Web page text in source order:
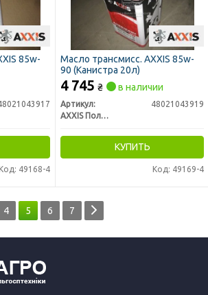
85w-
Код: 49168-4
Масло трансмисс. AXXIS 85w-
90 (Канистра 20л)
4 745 ₴ в наличии
Артикул:
48021043919
AXXIS Польша
КУПИТЬ
Код: 49169-4
4 5 6 7